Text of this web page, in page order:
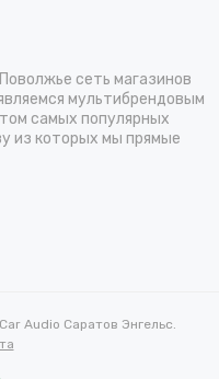
сеть магазинов
мультибрендовым
самых популярных
из которых мы прямые
Audio Саратов Энгельс.